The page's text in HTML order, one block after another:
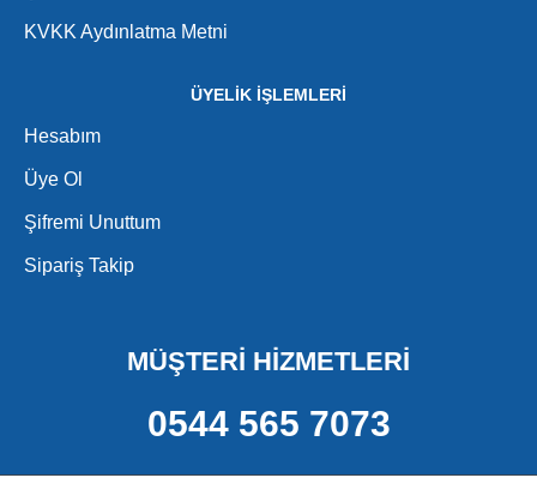
KVKK Aydınlatma Metni
ÜYELİK İŞLEMLERİ
Hesabım
Üye Ol
Şifremi Unuttum
Sipariş Takip
MÜŞTERİ HİZMETLERİ
0544 565 7073